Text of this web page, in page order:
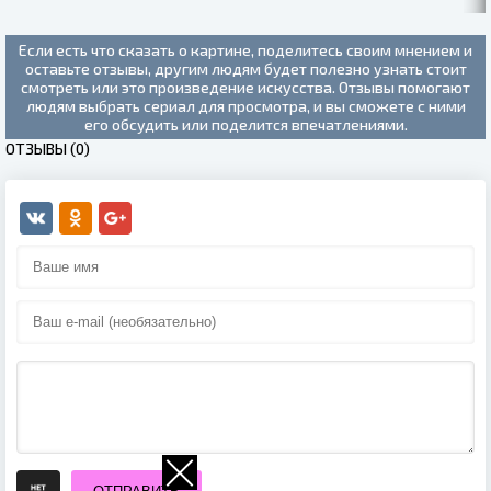
Если есть что сказать о картине, поделитесь своим мнением и
оставьте отзывы, другим людям будет полезно узнать стоит
смотреть или это произведение искусства. Отзывы помогают
людям выбрать сериал для просмотра, и вы сможете с ними
его обсудить или поделится впечатлениями.
ОТЗЫВЫ (0)